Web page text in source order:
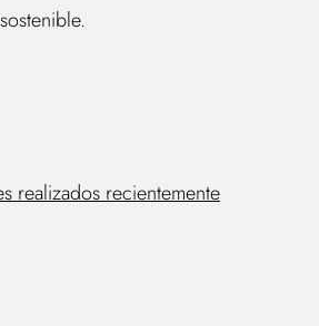
realizados recientemente